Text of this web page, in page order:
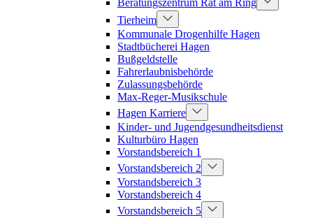
Beratungszentrum Rat am Ring
Tierheim
Kommunale Drogenhilfe Hagen
Stadtbücherei Hagen
Bußgeldstelle
Fahrerlaubnisbehörde
Zulassungsbehörde
Max-Reger-Musikschule
Hagen Karriere
Kinder- und Jugendgesundheitsdienst
Kulturbüro Hagen
Vorstandsbereich 1
Vorstandsbereich 2
Vorstandsbereich 3
Vorstandsbereich 4
Vorstandsbereich 5